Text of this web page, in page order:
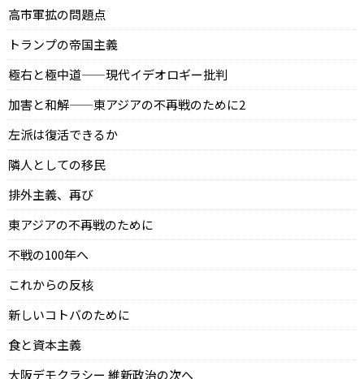
高市軍拡の問題点
トランプの帝国主義
極右と極中道——現代イデオロギー批判
加害と和解——東アジアの不再戦のために2
左派は復活できるか
隣人としての移民
排外主義、再び
東アジアの不再戦のために
不戦の100年へ
これからの反核
新しいコトバのために
食と資本主義
大阪デモクラシー 維新政治の次へ